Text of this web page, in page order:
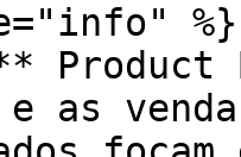
%}
Product
as